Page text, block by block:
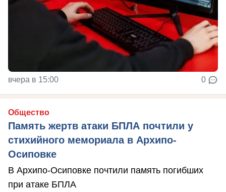
вчера в 15:00 0
Общество
Память жертв атаки БПЛА почтили у
стихийного мемориала в Архипо-
Осиповке
В Архипо-Осиповке почтили память погибших
при атаке БПЛА